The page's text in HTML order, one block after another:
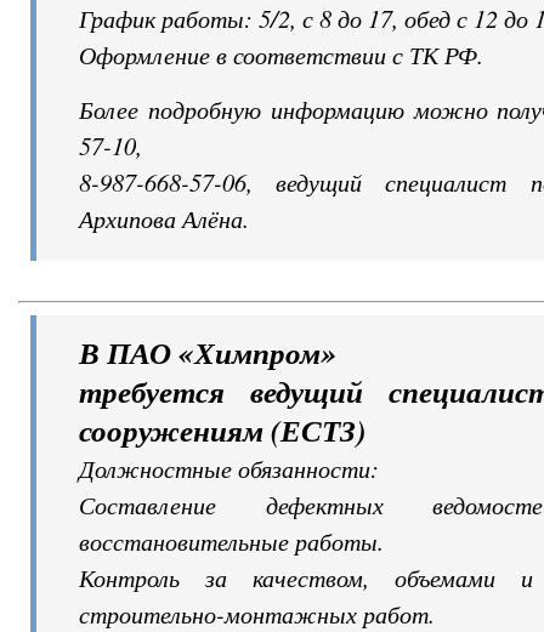
График работы: 5/2, с 8 до 17, обед с 12 до
Оформление в соответствии с ТК РФ.
Более подробную информацию можно
57-10,
8-987-668-57-06, ведущий специалист
Архипова Алёна.
В ПАО «Химпром»
требуется ведущий
сооружениям (ЕСТЗ)
Должностные обязанности:
Составление дефектных
восстановительные работы.
Контроль за качеством, объемами и
строительно-монтажных работ.